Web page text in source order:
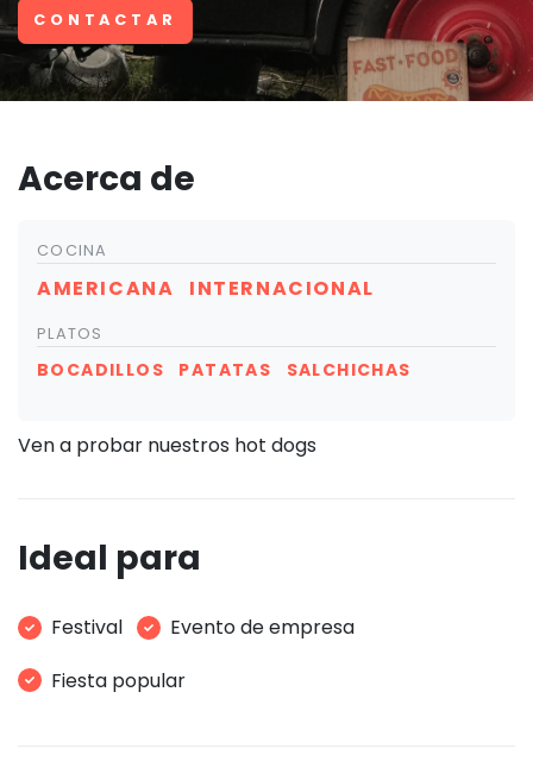
CONTACTAR
Acerca de
COCINA
AMERICANA INTERNACIONAL
PLATOS
BOCADILLOS PATATAS SALCHICHAS
Ven a probar nuestros hot dogs
Ideal para
Festival
Evento de empresa
Fiesta popular